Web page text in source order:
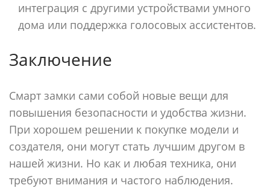
интеграция с другими устройствами умного
дома или поддержка голосовых ассистентов.
Заключение
Смарт замки сами собой новые вещи для
повышения безопасности и удобства жизни.
При хорошем решении к покупке модели и
создателя, они могут стать лучшим другом в
нашей жизни. Но как и любая техника, они
требуют внимания и частого наблюдения.